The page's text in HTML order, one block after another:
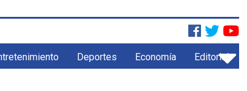
Deportes Economía Editorial